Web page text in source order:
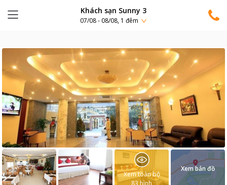
Khách sạn Sunny 3
07/08 - 08/08, 1 đêm
Xem toàn bộ
83 hình
Xem bản đồ